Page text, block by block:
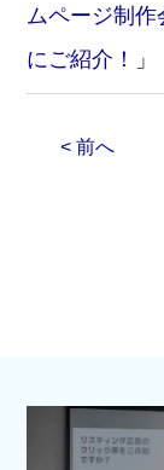
ムページ制作
にご紹介！
」
< 前へ